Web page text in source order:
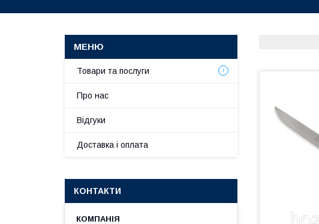
Товари та послуги
Про нас
Відгуки
Доставка і оплата
КОНТАКТИ